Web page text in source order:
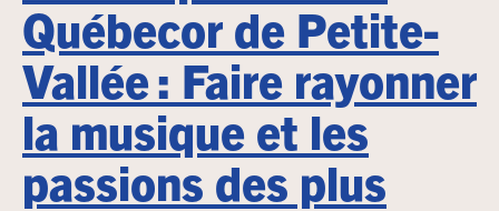
Québecor de Petite-
Vallée : Faire rayonner
la musique et les
passions des plus